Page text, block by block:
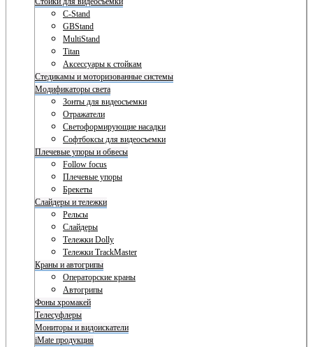
C-Stand
GBStand
MultiStand
Titan
Аксессуары к стойкам
Стедикамы и моторизованные системы
Модификаторы света
Зонты для видеосъемки
Отражатели
Светоформирующие насадки
Софтбоксы для видеосъемки
Плечевые упоры и обвесы
Follow focus
Плечевые упоры
Брекеты
Слайдеры и тележки
Рельсы
Слайдеры
Тележки Dolly
Тележки TrackMaster
Краны и автогрипы
Операторские краны
Автогрипы
Фоны хромакей
Телесуфлеры
Мониторы и видоискатели
iMate продукция